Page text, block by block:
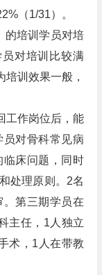
（1/31）。
培训学员对培
对培训比较满
训效果一般，
作岗位后，能
对骨科常见病
临床问题，同时
处理原则。2名
第三期学员在
主任，1人独立
术，1人在带教